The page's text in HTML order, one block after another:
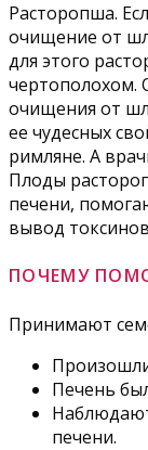
Расторопша.
очищение от
для этого
чертополохом.
очищения от
ее чудесных
римляне. А
Плоды
печени,
вывод
ПОЧЕМУ
Принимают
Печень
печени.